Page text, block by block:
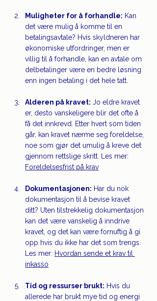
Muligheter for å forhandle: Kan
det være mulig å komme til en
betalingsavtale? Hvis skyldneren har
økonomiske utfordringer, men er
villig til å forhandle, kan en avtale om
delbetalinger være en bedre løsning
enn ingen betaling i det hele tatt.
Alderen på kravet: Jo eldre kravet
er, desto vanskeligere blir det ofte å
få det innkrevd. Etter hvert som tiden
går, kan kravet nærme seg foreldelse,
noe som gjør det umulig å kreve det
gjennom rettslige skritt. Les mer:
Foreldelsesfrist på krav
Dokumentasjonen: Har du nok
dokumentasjon til å bevise kravet
ditt? Uten tilstrekkelig dokumentasjon
kan det være vanskelig å inndrive
kravet, og det kan være fornuftig å gi
opp hvis du ikke har det som trengs.
Les mer: Hvordan sende et krav til
inkasso
Tid og ressurser brukt: Hvis du
allerede har brukt mye tid og energi